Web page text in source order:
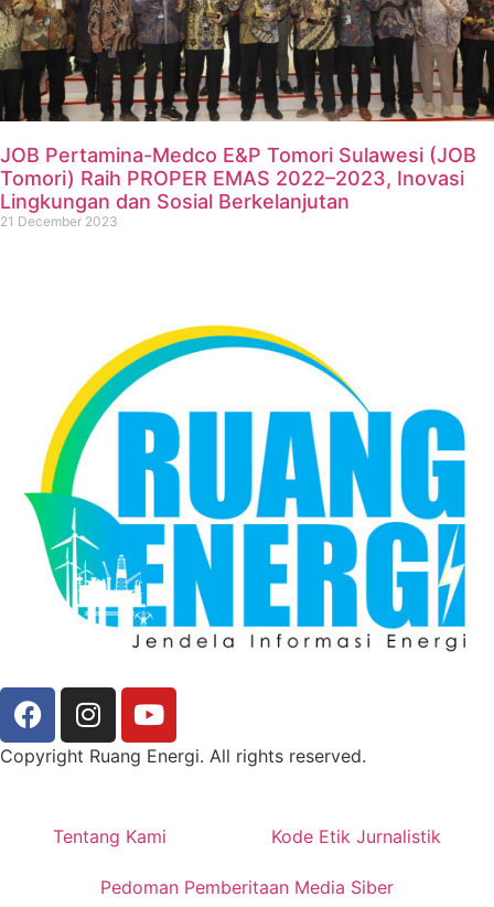
JOB Pertamina-Medco E&P Tomori Sulawesi (JOB
Tomori) Raih PROPER EMAS 2022–2023, Inovasi
Lingkungan dan Sosial Berkelanjutan
21 December 2023
Copyright Ruang Energi. All rights reserved.
Tentang Kami Kode Etik Jurnalistik
Pedoman Pemberitaan Media Siber